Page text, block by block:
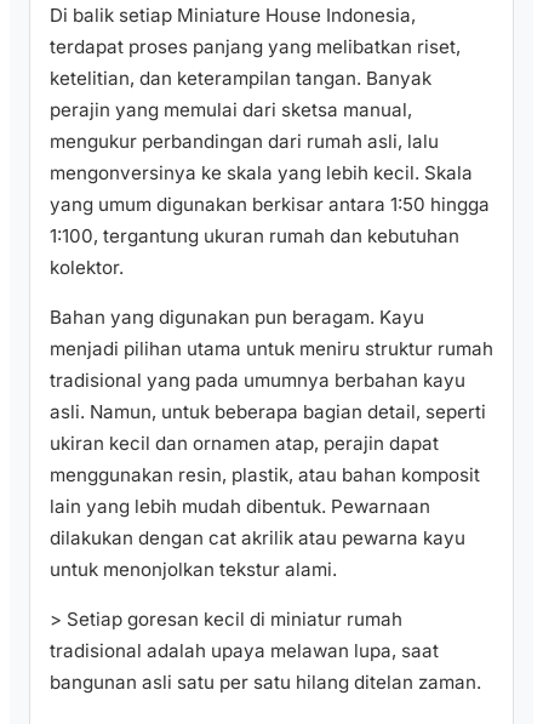
Di balik setiap Miniature House Indonesia,
terdapat proses panjang yang melibatkan riset,
ketelitian, dan keterampilan tangan. Banyak
perajin yang memulai dari sketsa manual,
mengukur perbandingan dari rumah asli, lalu
mengonversinya ke skala yang lebih kecil. Skala
yang umum digunakan berkisar antara 1:50 hingga
1:100, tergantung ukuran rumah dan kebutuhan
kolektor.
Bahan yang digunakan pun beragam. Kayu
menjadi pilihan utama untuk meniru struktur rumah
tradisional yang pada umumnya berbahan kayu
asli. Namun, untuk beberapa bagian detail, seperti
ukiran kecil dan ornamen atap, perajin dapat
menggunakan resin, plastik, atau bahan komposit
lain yang lebih mudah dibentuk. Pewarnaan
dilakukan dengan cat akrilik atau pewarna kayu
untuk menonjolkan tekstur alami.
> Setiap goresan kecil di miniatur rumah
tradisional adalah upaya melawan lupa, saat
bangunan asli satu per satu hilang ditelan zaman.